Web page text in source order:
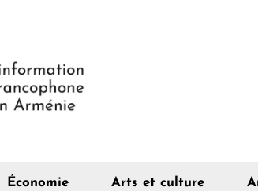
Économie Arts et culture